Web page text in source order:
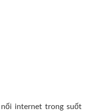
internet trong suốt